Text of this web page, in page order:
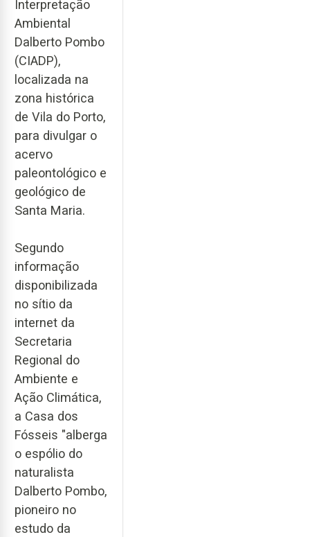
Interpretação
Ambiental
Dalberto Pombo
(CIADP),
localizada na
zona histórica
de Vila do Porto,
para divulgar o
acervo
paleontológico e
geológico de
Santa Maria.
Segundo
informação
disponibilizada
no sítio da
internet da
Secretaria
Regional do
Ambiente e
Ação Climática,
a Casa dos
Fósseis "alberga
o espólio do
naturalista
Dalberto Pombo,
pioneiro no
estudo da